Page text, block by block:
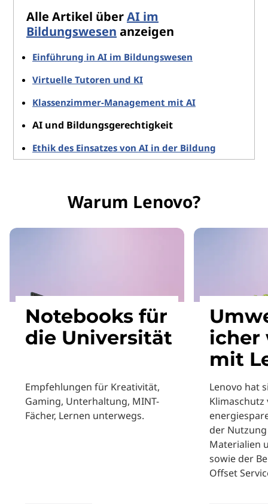
Alle Artikel überAI im
Bildungswesen anzeigen
Einführung in AI im Bildungswesen
Virtuelle Tutoren und KI
Klassenzimmer-Management mit AI
AI und Bildungsgerechtigkeit
Ethik des Einsatzes von AI in der Bildung
Warum Lenovo?
Notebooks für
die Universität
Empfehlungen für Kreativität,
Gaming, Unterhaltung, MINT-
Fächer, Lernen unterwegs.
icher
mit
Lenovo hat
der
Materialien
sowie der
Offset